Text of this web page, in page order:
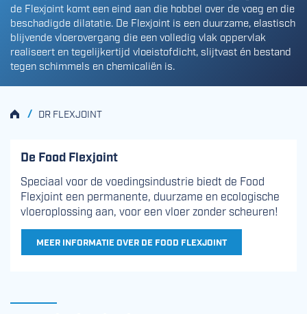
de Flexjoint komt een eind aan die hobbel over de voeg en die
beschadigde dilatatie. De Flexjoint is een duurzame, elastisch
blijvende vloerovergang die een volledig vlak oppervlak
realiseert en tegelijkertijd vloeistofdicht, slijtvast én bestand
tegen schimmels en chemicaliën is.
HOMEDR FLEXJOINT
/
De Food Flexjoint
Speciaal voor de voedingsindustrie biedt de Food
Flexjoint een permanente, duurzame en ecologische
vloeroplossing aan, voor een vloer zonder scheuren!
MEER INFORMATIE OVER DE FOOD FLEXJOINT